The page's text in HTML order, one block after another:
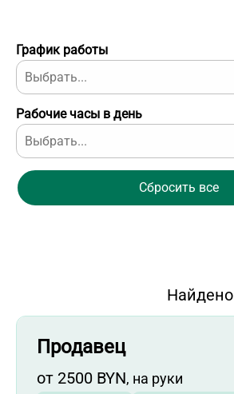
График работы
Рабочие часы в день
Сбросить все
Найдено
Продавец
от 2500 BYN, на руки